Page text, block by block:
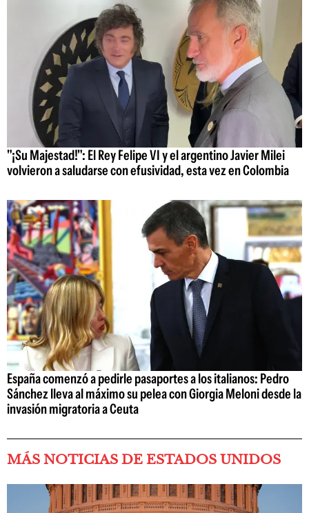
"¡Su Majestad!": El Rey Felipe VI y el argentino Javier Milei
volvieron a saludarse con efusividad, esta vez en Colombia
España comenzó a pedirle pasaportes a los italianos: Pedro
Sánchez lleva al máximo su pelea con Giorgia Meloni desde la
invasión migratoria a Ceuta
MÁS NOTICIAS DE ESTADOS UNIDOS